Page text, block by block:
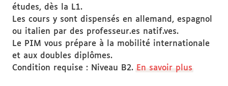
études, dès la L1.
Les cours y sont dispensés en allemand, espagnol
ou italien par des professeur.es natif.ves.
Le PIM vous prépare à la mobilité internationale
et aux doubles diplômes.
Condition requise : Niveau B2. En savoir plus